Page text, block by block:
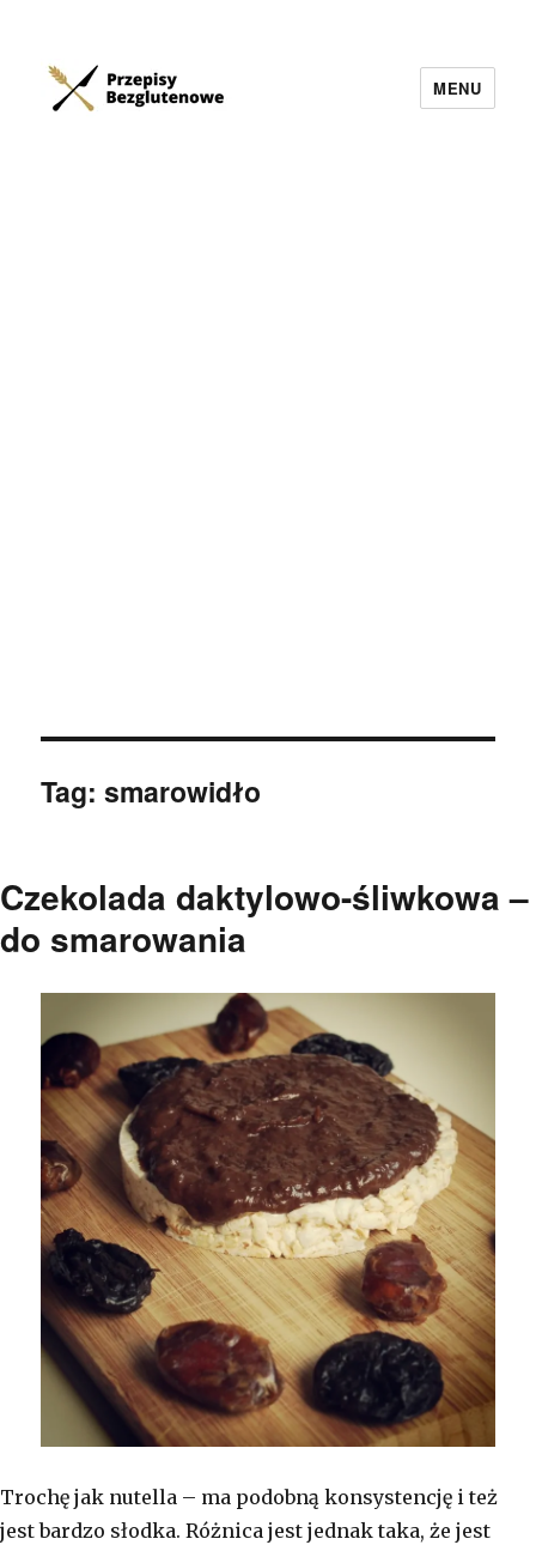
MENU
Tag:smarowidło
Czekolada daktylowo-śliwkowa –
do smarowania
Trochę jak nutella – ma podobną konsystencję i też
jest bardzo słodka. Różnica jest jednak taka, że jest